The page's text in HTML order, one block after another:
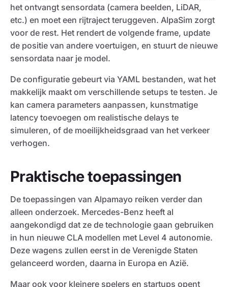
het ontvangt sensordata (camera beelden, LiDAR,
etc.) en moet een rijtraject teruggeven. AlpaSim zorgt
voor de rest. Het rendert de volgende frame, update
de positie van andere voertuigen, en stuurt de nieuwe
sensordata naar je model.
De configuratie gebeurt via YAML bestanden, wat het
makkelijk maakt om verschillende setups te testen. Je
kan camera parameters aanpassen, kunstmatige
latency toevoegen om realistische delays te
simuleren, of de moeilijkheidsgraad van het verkeer
verhogen.
Praktische toepassingen
De toepassingen van Alpamayo reiken verder dan
alleen onderzoek. Mercedes-Benz heeft al
aangekondigd dat ze de technologie gaan gebruiken
in hun nieuwe CLA modellen met Level 4 autonomie.
Deze wagens zullen eerst in de Verenigde Staten
gelanceerd worden, daarna in Europa en Azië.
Maar ook voor kleinere spelers en startups opent